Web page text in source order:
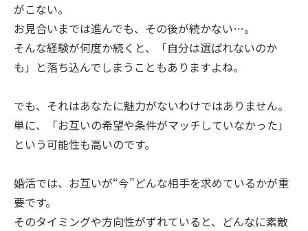
がこない。
お見合いまでは進んでも、その後が続かない…。
そんな経験が何度か続くと、「自分は選ばれないのか
も」と落ち込んでしまうこともありますよね。
でも、それはあなたに魅力がないわけではありません。
単に、「お互いの希望や条件がマッチしていなかった」
という可能性も高いのです。
婚活では、お互いが“今”どんな相手を求めているかが重
要です。
そのタイミングや方向性がずれていると、どんなに素敵